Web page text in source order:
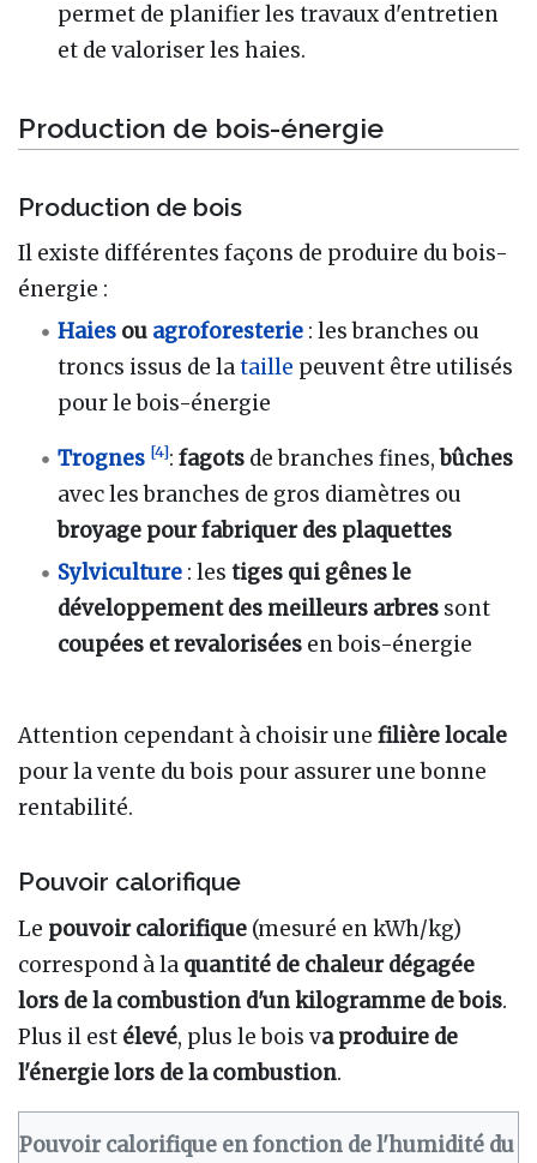
permet de planifier les travaux d'entretien
et de valoriser les haies.
Production de bois-énergie
Production de bois
Il existe différentes façons de produire du bois-
énergie :
Haies ou agroforesterie : les branches ou
troncs issus de lataille peuvent être utilisés
pour le bois-énergie
Trognes [4]:fagots de branches fines,bûches
avec les branches de gros diamètres ou
broyage pour fabriquer des plaquettes
Sylviculture : lestiges qui gênes le
développement des meilleurs arbres sont
coupées et revalorisées en bois-énergie
Attention cependant à choisir une filière locale
pour la vente du bois pour assurer une bonne
rentabilité.
Pouvoir calorifique
Le pouvoir calorifique (mesuré en kWh/kg)
correspond à la quantité de chaleur dégagée
lors de la combustion d'un kilogramme de bois.
Plus il est élevé, plus le bois va produire de
l'énergie lors de la combustion.
Pouvoir calorifique en fonction de l'humidité du